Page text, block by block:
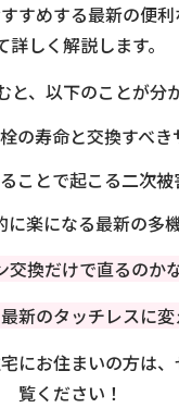
すめする最新の便
詳しく解説します。
と、以下のことが分
の寿命と交換すべき
ことで起こる二次被
に楽になる最新の多
交換だけで直るのか
新のタッチレスに変
にお住まいの方は
覧ください！